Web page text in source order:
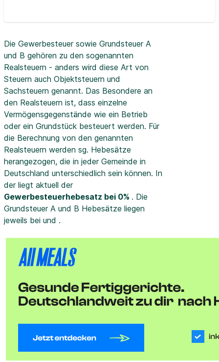
Die Gewerbesteuer sowie Grundsteuer A
und B gehören zu den sogenannten
Realsteuern - anders wird diese Art von
Steuern auch Objektsteuern und
Sachsteuern genannt. Das Besondere an
den Realsteuern ist, dass einzelne
Vermögensgegenstände wie ein Betrieb
oder ein Grundstück besteuert werden. Für
die Berechnung von den genannten
Realsteuern werden sg. Hebesätze
herangezogen, die in jeder Gemeinde in
Deutschland unterschiedlich sein können. In
der liegt aktuell der
Gewerbesteuerhebesatz bei 0% . Die
Grundsteuer A und B Hebesätze liegen
jeweils bei und .